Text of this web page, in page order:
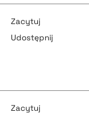
pobierz cytat
pobierz cytat
Zacytuj
Udostępnij
Zacytuj